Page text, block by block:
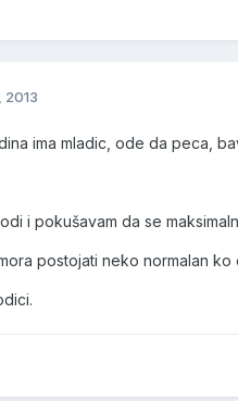
2013
ima mladic, ode da peca,
i pokušavam da se
postojati neko normalan ko